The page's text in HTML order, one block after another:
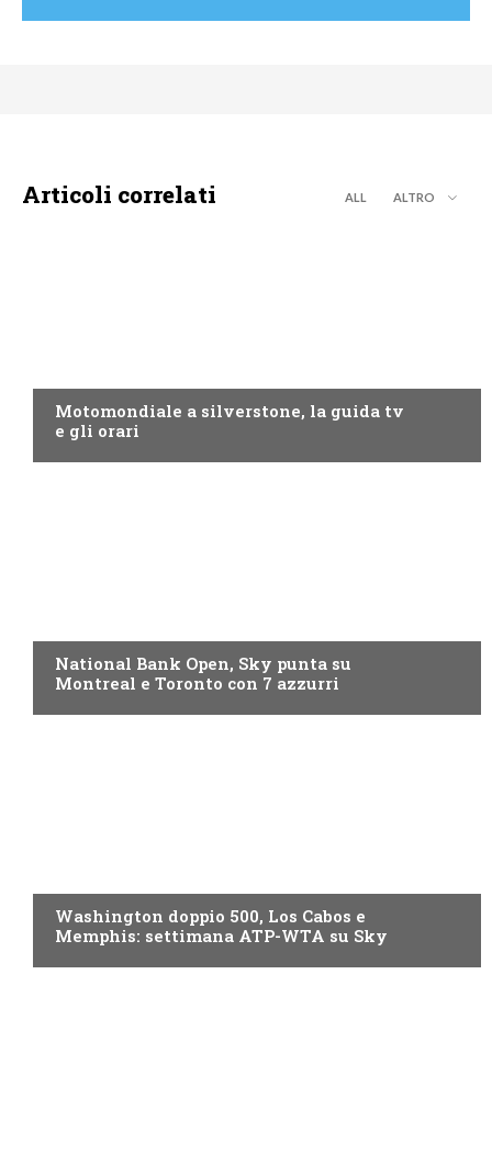
Articoli correlati ALL ALTRO
Motomondiale a silverstone, la guida tv
e gli orari
National Bank Open, Sky punta su
Montreal e Toronto con 7 azzurri
Washington doppio 500, Los Cabos e
Memphis: settimana ATP-WTA su Sky